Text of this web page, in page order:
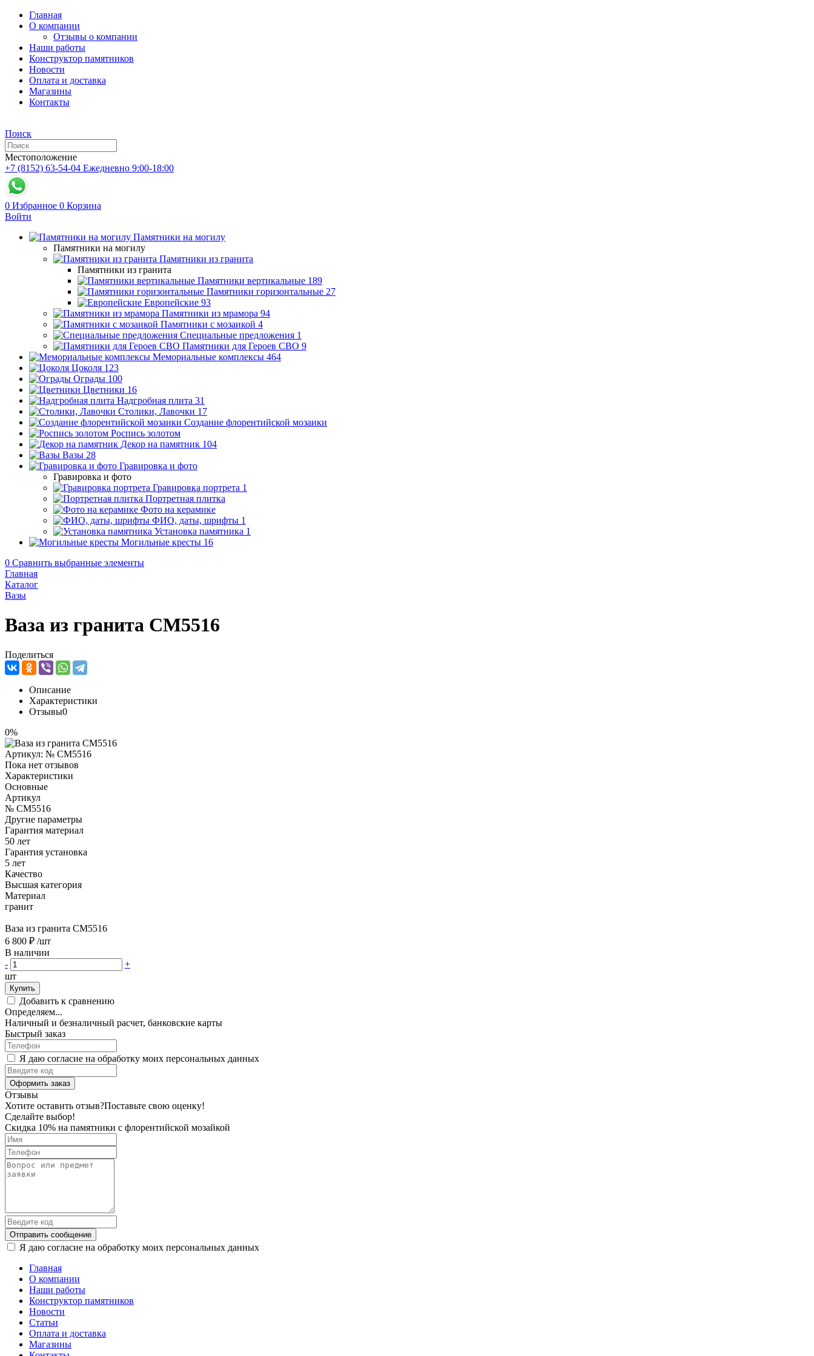
Главная
О компании
Отзывы о компании
Наши работы
Конструктор памятников
Новости
Оплата и доставка
Магазины
Контакты
Поиск
Местоположение
+7 (8152) 63-54-04 Ежедневно 9:00-18:00
0 Избранное 0 Корзина
Войти
Памятники на могилу
Памятники на могилу
Памятники из гранита
Памятники из гранита
Памятники вертикальные 189
Памятники горизонтальные 27
Европейские 93
Памятники из мрамора 94
Памятники с мозаикой 4
Специальные предложения 1
Памятники для Героев СВО 9
Мемориальные комплексы 464
Цоколя 123
Ограды 100
Цветники 16
Надгробная плита 31
Столики, Лавочки 17
Создание флорентийской мозаики
Роспись золотом
Декор на памятник 104
Вазы 28
Гравировка и фото
Гравировка и фото
Гравировка портрета 1
Портретная плитка
Фото на керамике
ФИО, даты, шрифты 1
Установка памятника 1
Могильные кресты 16
0 Сравнить выбранные элементы
Главная
Каталог
Вазы
Ваза из гранита CM5516
Поделиться
Описание
Характеристики
Отзывы0
0%
Артикул: № CM5516
Пока нет отзывов
Характеристики
Основные
Артикул
№ CM5516
Другие параметры
Гарантия материал
50 лет
Гарантия установка
5 лет
Качество
Высшая категория
Материал
гранит
Ваза из гранита CM5516
6 800 ₽ /шт
В наличии
-
+
шт
Купить
Добавить к сравнению
Определяем...
Наличный и безналичный расчет, банковские карты
Быстрый заказ
Я даю согласие на обработку моих персональных данных
Оформить заказ
Отзывы
Хотите оставить отзыв?Поставьте свою оценку!
Сделайте выбор!
Скидка 10% на памятники с флорентийской мозайкой
Отправить сообщение
Я даю согласие на обработку моих персональных данных
Главная
О компании
Наши работы
Конструктор памятников
Новости
Статьи
Оплата и доставка
Магазины